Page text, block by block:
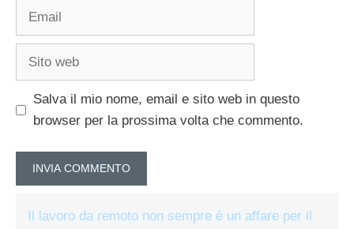
Email
Sito
Salva il mio nome, email e sito web in questo
browser per la prossima volta che commento.
Il lavoro da remoto non sempre è un affare per il